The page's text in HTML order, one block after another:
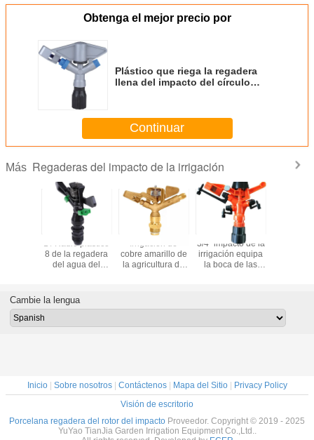
Obtenga el mejor precio por
Plástico que riega la regadera
llena del impacto del círculo
Continuar
Más Regaderas del impacto de la irrigación
del
la
1 / Radio plástico
8 de la regadera
del agua del
pulgadas - 18ms
Irrigación de
cobre amarillo de
la agricultura de
impulsión del
pulgada 360
3/4" impacto de la
irrigación equipa
la boca de las
Cambie la lengua
Inicio| Sobre nosotros| Contáctenos| Mapa del Sitio| Privacy Policy
Visión de escritorio
Porcelana regadera del rotor del impacto Proveedor. Copyright © 2019 - 2025
YuYao TianJia Garden Irrigation Equipment Co.,Ltd..